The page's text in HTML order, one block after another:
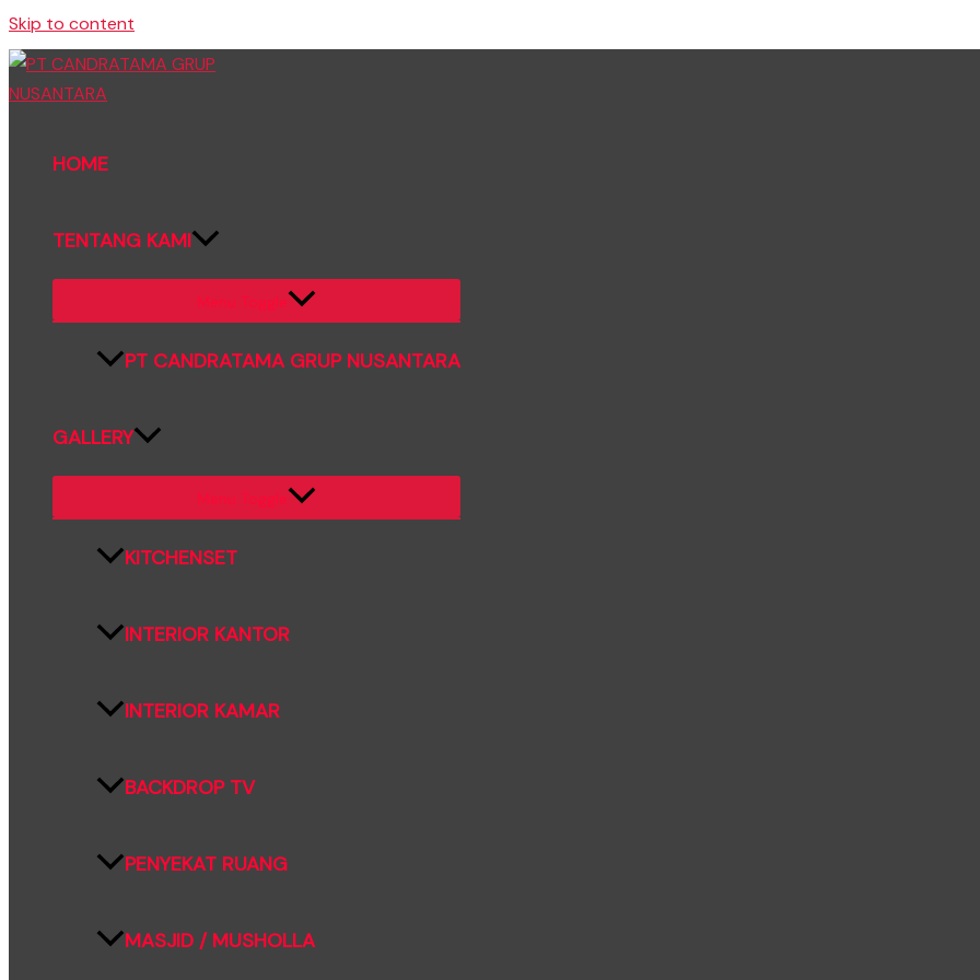
Skip to content
HOME
TENTANG KAMI
Menu Toggle
PT CANDRATAMA GRUP NUSANTARA
GALLERY
Menu Toggle
KITCHENSET
INTERIOR KANTOR
INTERIOR KAMAR
BACKDROP TV
PENYEKAT RUANG
MASJID / MUSHOLLA